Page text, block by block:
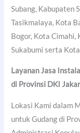
Subang, Kabupaten
Tasikmalaya, Kota
Bogor, Kota Cimahi,
Sukabumi serta
Layanan Jasa
di Provinsi DKI
Lokasi Kami dalam
untuk Gudang di